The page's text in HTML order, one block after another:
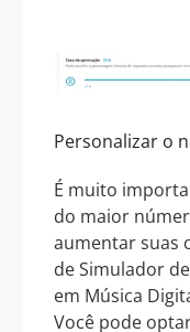
Personalizar o
É muito
do maior
aumentar suas
de Simulador
em Música
Você pode